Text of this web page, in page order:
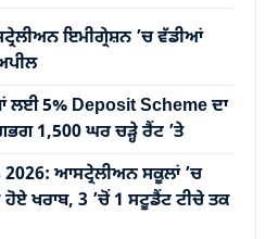
ਇਮੀਗ੍ਰੇਸ਼ਨ ’ਚ ਵੱਡੀਆਂ
ਲਈ 5% Deposit Scheme ਦਾ
1,500 ਘਰ ਚੜ੍ਹੇ ਰੈਂਟ ’ਤੇ
ਆਸਟ੍ਰੇਲੀਅਨ ਸਕੂਲਾਂ ’ਚ
ਖਰਾਬ, 3 ’ਚੋਂ 1 ਸਟੂਡੈਂਟ ਟੀਚੇ ਤਕ